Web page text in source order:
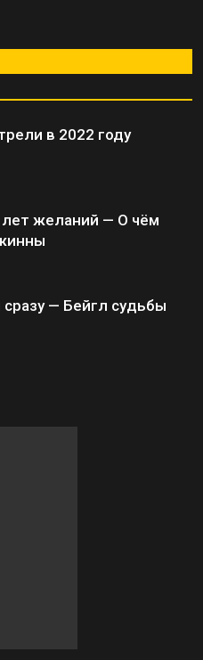
в 2022 году
желаний — О чём
— Бейгл судьбы